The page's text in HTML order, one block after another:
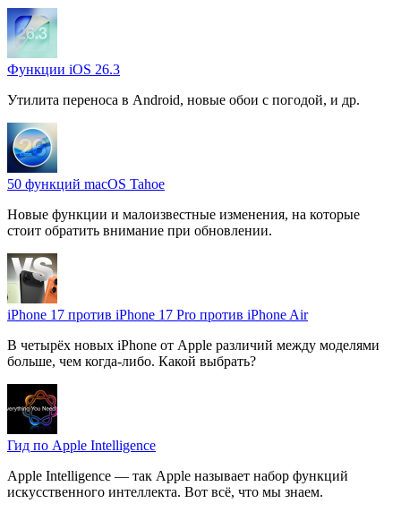
Функции iOS 26.3
Утилита переноса в Android, новые обои с погодой, и др.
50 функций macOS Tahoe
Новые функции и малоизвестные изменения, на которые
стоит обратить внимание при обновлении.
iPhone 17 против iPhone 17 Pro против iPhone Air
В четырёх новых iPhone от Apple различий между моделями
больше, чем когда-либо. Какой выбрать?
Гид по Apple Intelligence
Apple Intelligence — так Apple называет набор функций
искусственного интеллекта. Вот всё, что мы знаем.